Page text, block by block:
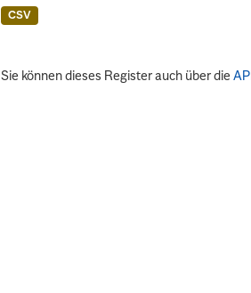
CSV
Sie können dieses Register auch über dieAPI